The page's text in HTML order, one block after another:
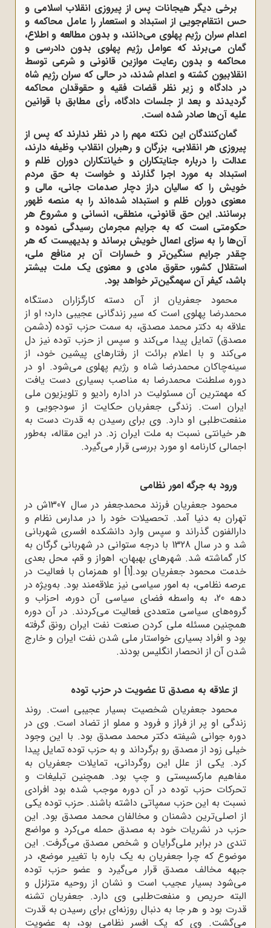
برخی دیگر هیجانات پس از پیروزی انقلاب اسلامی و
حس انتقام‌جویی از استبداد و استعمار را عامل محاکمه و
اعدام سران رژیم پهلوی می‌دانند، و بدون مطالعه و اطلاع،
گمان می‌برند که عوامل رژیم پهلوی بدون دادرسی و
محاکمه و بدون رعایت موازین قانونی و شرعی توسط
انقلابیون کشته و اعدام شدند، در حالی که سران رژیم شاه
در دادگاه و زیر نظر قضات فقیه و حقوقدان محاکمه
گردیدند و بعد از جلسات دادگاه، رأی مطابق با قوانین
علیه آن‌ها صادر شده است.
گمان‌کنندگان این نکته مهم را در نظر ندارند که پس از
پیروزی هر انقلابی، بزرگان و رهبران انقلاب وظیفه دارند،
عدالت را درباره جنایتکاران و خیانتکاران دوران ظلم و
استبداد به مورد اجرا گذارند و خواست به حق مردم
خویش را که سالیان دراز دچار صدمات جانی، مالی و
معنوی دوران ظلم و استبداد شده‌اند را به منصه ظهور
برسانند. این حق قانونی، منطقی، انسانی و مشروع هر
حکومتی است که به جرایم مجرمان رسیدگی نموده و
آن‌ها را به سزای اعمال خویش برساند و بدیهیست که هر
چقدر جرایم سنگین‌تر و خسارات آن بر منافع ملی،
استقلال کشور، حقوق مادی و معنوی یک ملت بیشتر
باشد، کیفر آن سهمگین‌تر خواهد بود.
محمود جعفریان از آن دسته کارگزاران دستگاه
محمدرضا پهلوی است که سیر زندگانی عجیبی دارد؛ او از
علاقه به دکتر محمد مصدق، به سمت حزب توده (دشمن
مصدق) تمایل پیدا می‌کند و سپس از حزب توده نیز دل
می‌کند و با اعلام برائت از رفتارهای پیشین خود، از
سینه‌چاکان محمدرضا شاه و رژیم پهلوی می‌شود. او در
دوره سلطنت محمدرضا به مناصب بسیاری دست یافت
که مهمترین آن مسئولیت در اداره رادیو و تلویزیون ملی
ایران است. زندگی جعفریان حکایت از سودجویی و
منفعت‌طلبی او دارد. وی برای رسیدن به قدرت دست به
هر خیانتی نسبت به ملت ایران زد. در این مقاله، به‌طور
اجمالی کارنامه او مورد بررسی قرار می‌گیرد.
ورود به جرگه امور نظامی
محمود جعفریان فرزند محمدجعفر در سال 1307ش در
تهران به دنیا آمد. تحصیلات خود را در مدارس نظام و
دارالفنون گذراند و سپس وارد دانشکده افسری شهربانی
شد و در سال 1328 با درجه ستوانی در شهربانی گرگان به
کار گماشته شد. شهرهای بهبهان، اهواز و قم، محل بعدی
خدمت محمود جعفریان بود.[1]
او همزمان با فعالیت در
عرصه نظامی، به امور سیاسی نیز علاقه‌مند بود. به‌ویژه در
دهه 20، به واسطه فضای سیاسی آن دوره، احزاب و
گروه‌های سیاسی متعددی فعالیت می‌کردند. در آن دوره
همچنین مسئله ملی کردن صنعت نفت ایران رونق گرفته
بود و افراد بسیاری خواستار ملی شدن نفت ایران و خارج
شدن آن از انحصار انگلیس بودند.
از علاقه به مصدق تا عضویت در حزب توده
محمود جعفریان شخصیت بسیار عجیبی است. روند
زندگی او پر از فراز و فرود و مملو از تضاد است. وی در
دوره جوانی شیفته دکتر محمد مصدق بود. با این وجود
خیلی زود از مصدق رو برگرداند و به حزب توده تمایل پیدا
کرد. یکی از علل این روگردانی، تمایلات جعفریان به
مفاهیم مارکسیستی و چپ بود. همچنین تبلیغات و
تحرکات حزب توده در آن دوره موجب شده بود افرادی
نسبت به این حزب سمپاتی داشته باشند. حزب توده یکی
از اصلی‌ترین دشمنان و مخالفان محمد مصدق بود. این
حزب در نشریات خود به مصدق حمله می‌کرد و مواضع
تندی در برابر ملی‌گرایان و شخص مصدق می‌گرفت. این
موضوع که چرا جعفریان به یک باره با تغییر موضع، در
جبهه مخالف مصدق قرار می‌گیرد و عضو حزب توده
می‌شود بسیار عجیب است و نشان از روحیه متزلزل و
البته حریص و منفعت‌طلبی وی دارد. جعفریان تشنه
قدرت بود و هر جا به دنبال روزنه‌ای برای رسیدن به قدرت
می‌گشت. وی که یک افسر نظامی بود، به عضویت